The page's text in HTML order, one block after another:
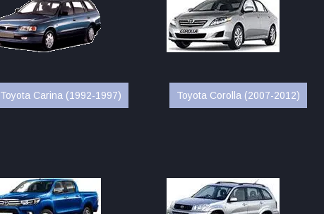
Toyota Carina (1992-1997) Toyota Corolla (2007-2012)